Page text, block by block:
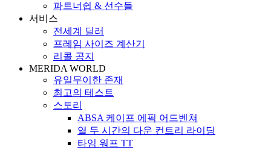
파트너쉽 & 선수들
서비스
전세계 딜러
프레임 사이즈 계산기
리콜 공지
MERIDA WORLD
유일무이한 존재
최고의 테스트
스토리
ABSA 케이프 에픽 어드벤쳐
열 두 시간의 다운 컨트리 라이딩
타임 워프 TT